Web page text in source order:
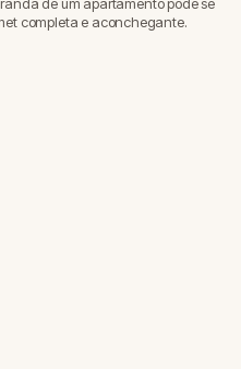
de um apartamento pode se
completa e aconchegante.